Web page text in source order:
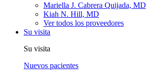
Mariella J. Cabrera Quijada, MD
Kiah N. Hill, MD
Ver todos los proveedores
Su visita
Su visita
Nuevos pacientes